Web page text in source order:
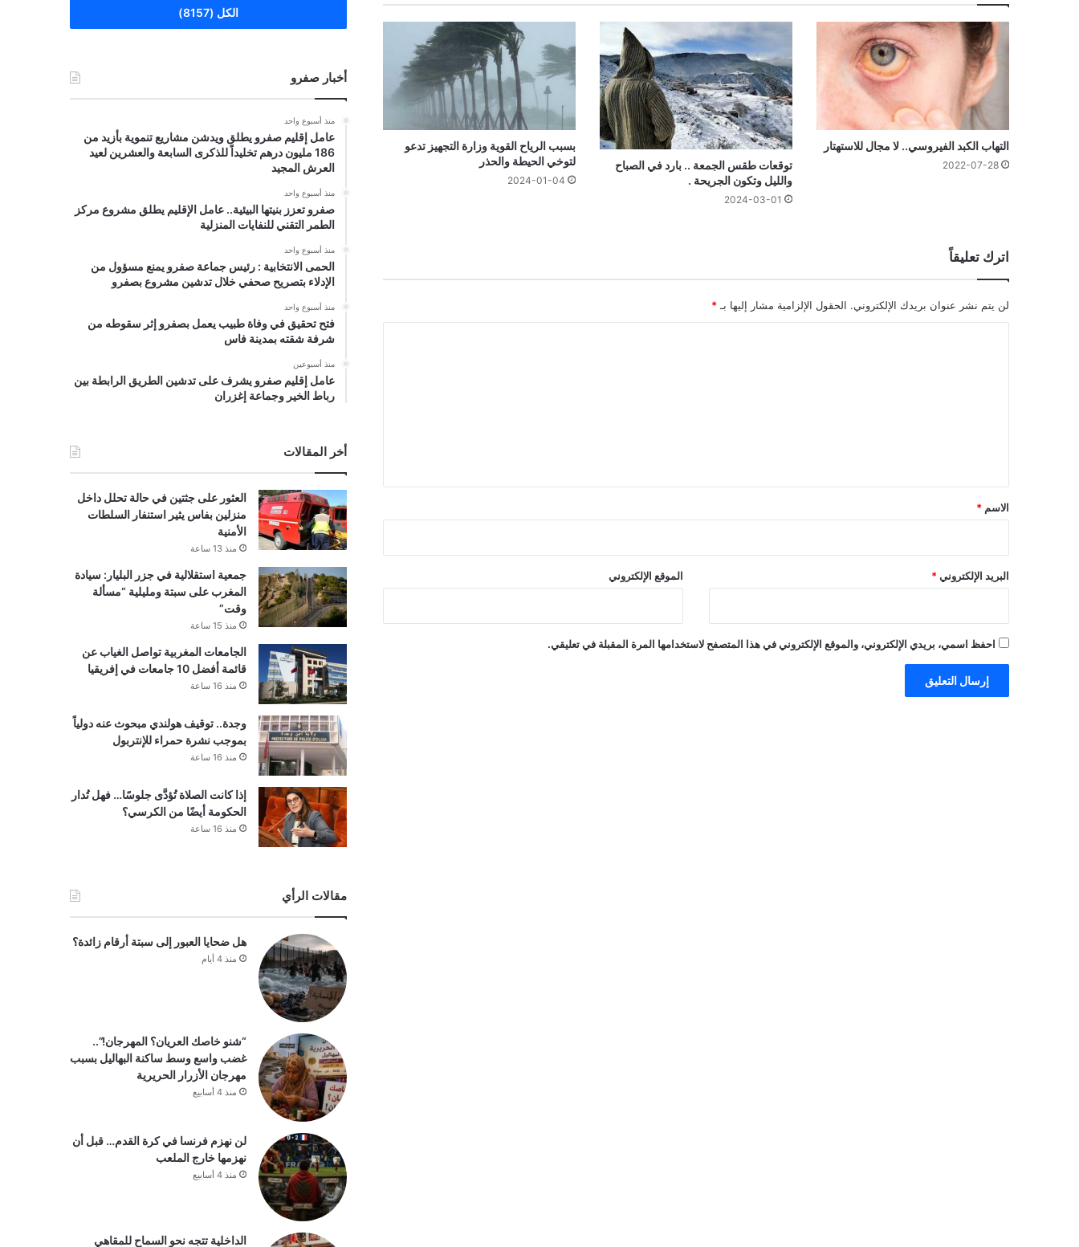
التهاب الكبد الفيروسي.. لا مجال للاستهتار
2022-07-28
توقعات طقس الجمعة .. بارد في الصباح
والليل وتكون الجريحة .
2024-03-01
بسبب الرياح القوية وزارة التجهيز تدعو
لتوخي الحيطة والحذر
2024-01-04
اترك تعليقاً
لن يتم نشر عنوان بريدك الإلكتروني. الحقول الإلزامية مشار إليها بـ *
*
الاسم *
البريد الإلكتروني * الموقع الإلكتروني
احفظ اسمي، بريدي الإلكتروني، والموقع الإلكتروني في هذا المتصفح لاستخدامها المرة المقبلة في تعليقي.
الكل (8157)
أخبار صفرو
منذ أسبوع واحد
عامل إقليم صفرو يطلق ويدشن مشاريع تنموية بأزيد من
186 مليون درهم تخليداً للذكرى السابعة والعشرين لعيد
العرش المجيد
منذ أسبوع واحد
صفرو تعزز بنيتها البيئية.. عامل الإقليم يطلق مشروع مركز
الطمر التقني للنفايات المنزلية
منذ أسبوع واحد
الحمى الانتخابية : رئيس جماعة صفرو يمنع مسؤول من
الإدلاء بتصريح صحفي خلال تدشين مشروع بصفرو
منذ أسبوع واحد
فتح تحقيق في وفاة طبيب يعمل بصفرو إثر سقوطه من
شرفة شقته بمدينة فاس
منذ أسبوعين
عامل إقليم صفرو يشرف على تدشين الطريق الرابطة بين
رباط الخير وجماعة إغزران
أخر المقالات
العثور على جثتين في حالة تحلل داخل
منزلين بفاس يثير استنفار السلطات
الأمنية
منذ 13 ساعة
جمعية استقلالية في جزر البليار: سيادة
المغرب على سبتة ومليلية “مسألة
وقت”
منذ 15 ساعة
الجامعات المغربية تواصل الغياب عن
قائمة أفضل 10 جامعات في إفريقيا
منذ 16 ساعة
وجدة.. توقيف هولندي مبحوث عنه دولياً
بموجب نشرة حمراء للإنتربول
منذ 16 ساعة
إذا كانت الصلاة تُؤدَّى جلوسًا… فهل تُدار
الحكومة أيضًا من الكرسي؟
منذ 16 ساعة
مقالات الرأي
هل ضحايا العبور إلى سبتة أرقام زائدة؟
منذ 4 أيام
“شنو خاصك العريان؟ المهرجان!”..
غضب واسع وسط ساكنة البهاليل بسبب
مهرجان الأزرار الحريرية
منذ 4 أسابيع
لن نهزم فرنسا في كرة القدم… قبل أن
نهزمها خارج الملعب
منذ 4 أسابيع
الداخلية تتجه نحو السماح للمقاهي